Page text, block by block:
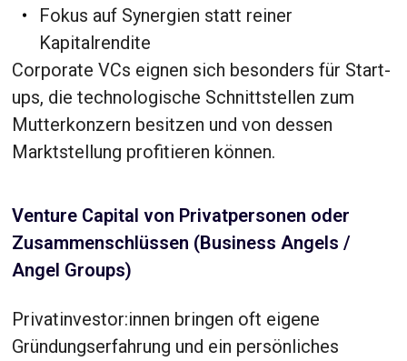
Fokus auf Synergien statt reiner
Kapitalrendite
Corporate VCs eignen sich besonders für Start-
ups, die technologische Schnittstellen zum
Mutterkonzern besitzen und von dessen
Marktstellung profitieren können.
Venture Capital von Privatpersonen oder
Zusammenschlüssen (Business Angels /
Angel Groups)
Privatinvestor:innen bringen oft eigene
Gründungserfahrung und ein persönliches